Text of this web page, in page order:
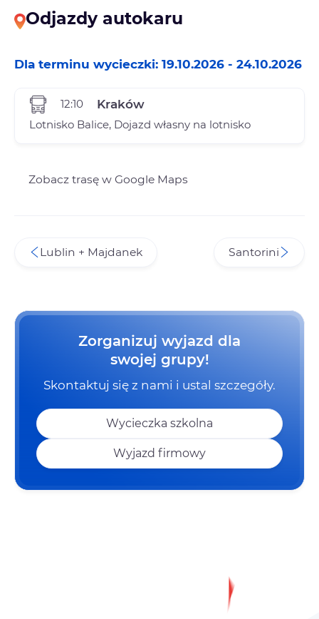
Odjazdy autokaru
Dla terminu wycieczki: 19.10.2026 - 24.10.2026
12:10 Kraków
Lotnisko Balice, Dojazd własny na lotnisko
Zobacz trasę w Google Maps
Lublin + Majdanek Santorini
Zorganizuj wyjazd dla
swojej grupy!
Skontaktuj się z nami i ustal szczegóły.
Wycieczka szkolna
Wyjazd firmowy